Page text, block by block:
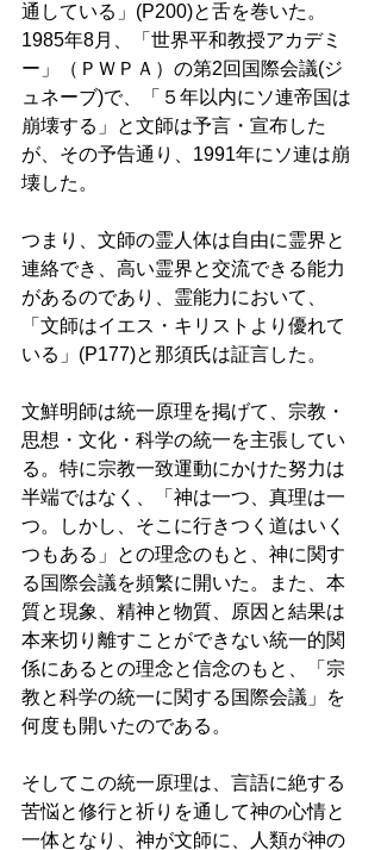
通している」(P200)と舌を巻いた。
1985年8月、「世界平和教授アカデミ
ー」（ＰＷＰＡ）の第2回国際会議(ジ
ュネーブ)で、「５年以内にソ連帝国は
崩壊する」と文師は予言・宣布した
が、その予告通り、1991年にソ連は崩
壊した。
つまり、文師の霊人体は自由に霊界と
連絡でき、高い霊界と交流できる能力
があるのであり、霊能力において、
「文師はイエス・キリストより優れて
いる」(P177)と那須氏は証言した。
文鮮明師は統一原理を掲げて、宗教・
思想・文化・科学の統一を主張してい
る。特に宗教一致運動にかけた努力は
半端ではなく、「神は一つ、真理は一
つ。しかし、そこに行きつく道はいく
つもある」との理念のもと、神に関す
る国際会議を頻繁に開いた。また、本
質と現象、精神と物質、原因と結果は
本来切り離すことができない統一的関
係にあるとの理念と信念のもと、「宗
教と科学の統一に関する国際会議」を
何度も開いたのである。
そしてこの統一原理は、言語に絶する
苦悩と修行と祈りを通して神の心情と
一体となり、神が文師に、人類が神の